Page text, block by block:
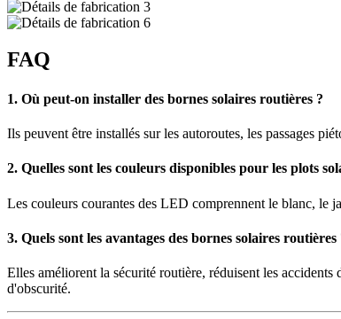
FAQ
1. Où peut-on installer des bornes solaires routières ?
Ils peuvent être installés sur les autoroutes, les passages
2. Quelles sont les couleurs disponibles pour les plots
Les couleurs courantes des LED comprennent le blanc, le
3. Quels sont les avantages des bornes solaires routières
Elles améliorent la sécurité routière, réduisent les
d'obscurité.